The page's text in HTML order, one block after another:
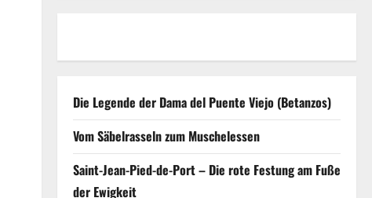
Die Legende der Dama del Puente Viejo (Betanzos)
Vom Säbelrasseln zum Muschelessen
Saint-Jean-Pied-de-Port – Die rote Festung am Fuße
der Ewigkeit